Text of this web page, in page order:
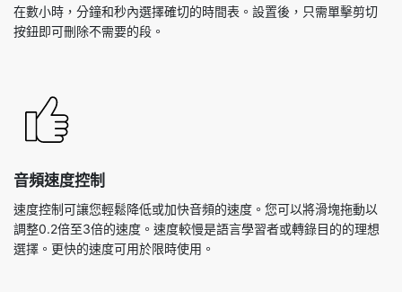
在數小時，分鐘和秒內選擇確切的時間表。設置後，只需單擊剪切
按鈕即可刪除不需要的段。
音頻速度控制
速度控制可讓您輕鬆降低或加快音頻的速度。您可以將滑塊拖動以
調整0.2倍至3倍的速度。速度較慢是語言學習者或轉錄目的的理想
選擇。更快的速度可用於限時使用。